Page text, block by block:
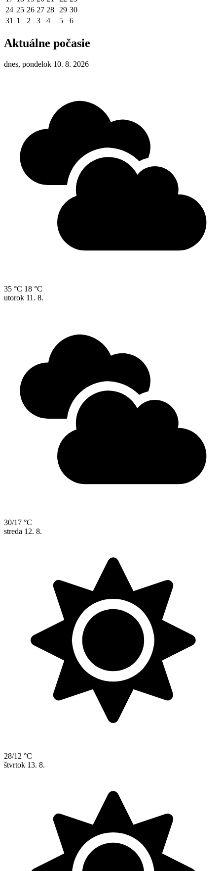
24 25 26 27 28 29 30
31 1 2 3 4 5 6
Aktuálne počasie
dnes, pondelok 10. 8. 2026
35 °C 18 °C
utorok 11. 8.
30/17 °C
streda 12. 8.
28/12 °C
štvrtok 13. 8.